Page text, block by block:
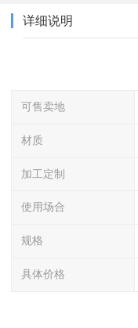
详细说明
可售卖地
材质
加工定制
使用场合
规格
具体价格